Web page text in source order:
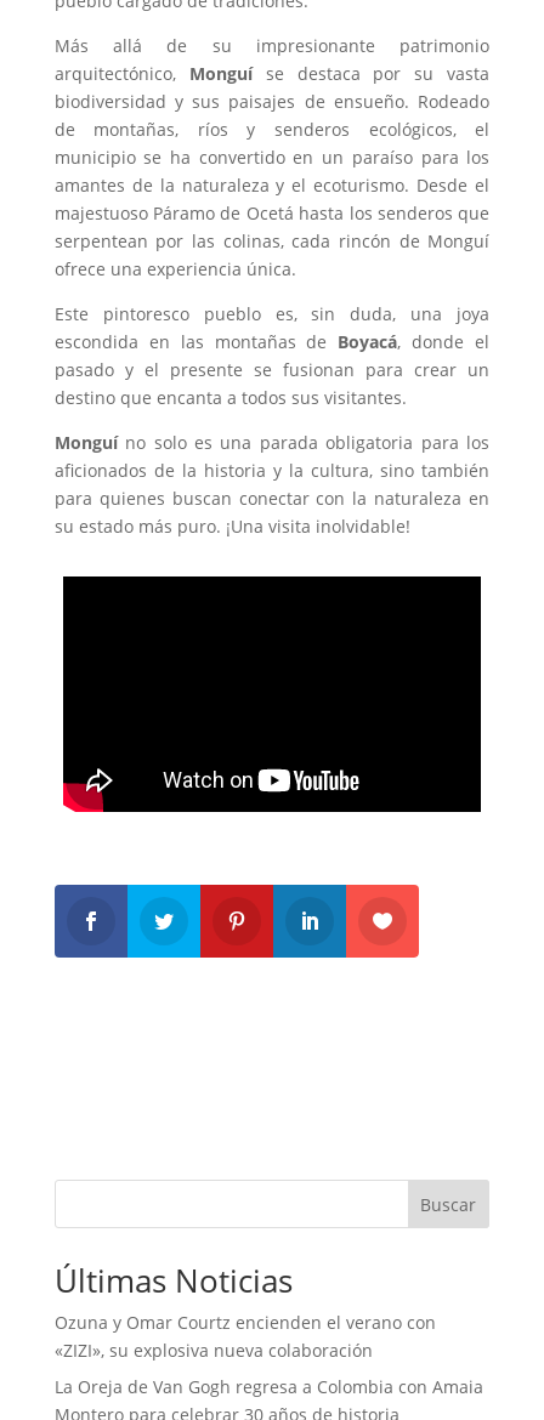
Más allá de su impresionante patrimonio
arquitectónico,Monguíse destaca por su vasta
biodiversidad y sus paisajes de ensueño. Rodeado
de montañas, ríos y senderos ecológicos, el
municipio se ha convertido en un paraíso para los
amantes de la naturaleza y el ecoturismo. Desde el
majestuoso Páramo de Ocetá hasta los senderos que
serpentean por las colinas, cada rincón de Monguí
ofrece una experiencia única.
Este pintoresco pueblo es, sin duda, una joya
escondida en las montañas de Boyacá, donde el
pasado y el presente se fusionan para crear un
destino que encanta a todos sus visitantes.
Monguíno solo es una parada obligatoria para los
aficionados de la historia y la cultura, sino también
para quienes buscan conectar con la naturaleza en
su estado más puro. ¡Una visita inolvidable!
Buscar
Últimas Noticias
Ozuna y Omar Courtz encienden el verano con
«ZIZI», su explosiva nueva colaboración
La Oreja de Van Gogh regresa a Colombia con Amaia
Montero para celebrar 30 años de historia